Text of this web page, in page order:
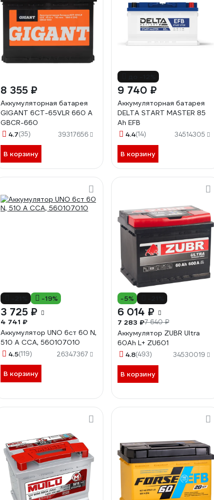
8 355 ₽
Аккумуляторная батарея
GIGANT 6СТ-65VLR 660 A
GBCR-660
4.7(35) 39317656
В корзину
9 740 ₽
Аккумуляторная батарея
DELTA START MASTER 85
Ah EFB
4.4(14) 34514305
В корзину
-19%
3 725 ₽
4 741 ₽
Аккумулятор UNO 6ст 60 N,
510 А CCA, 560107010
4.5(119) 26347367
В корзину
-5%
6 014 ₽
7 283 ₽7 640 ₽
Аккумулятор ZUBR Ultra
60Ah L+ ZU601
4.8(493) 34530019
В корзину